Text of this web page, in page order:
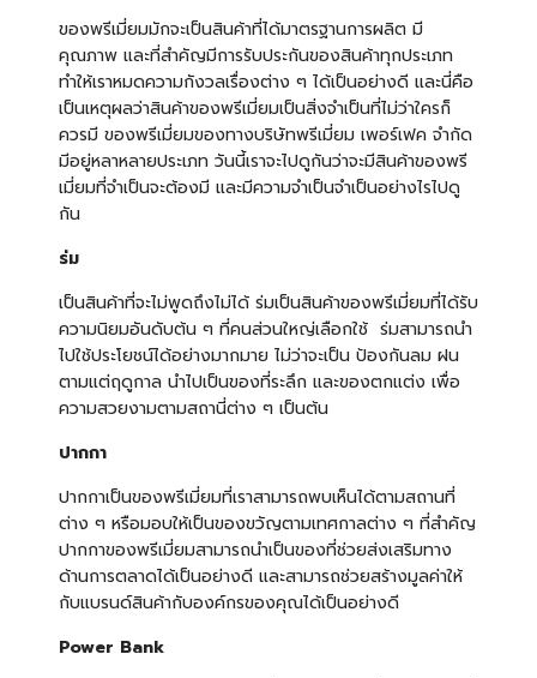
ของพรีเมี่ยมมักจะเป็นสินค้าที่ได้มาตรฐานการผลิต มี
คุณภาพ และที่สำคัญมีการรับประกันของสินค้าทุกประเภท
ทำให้เราหมดความกังวลเรื่องต่าง ๆ ได้เป็นอย่างดี และนี่คือ
เป็นเหตุผลว่าสินค้าของพรีเมี่ยมเป็นสิ่งจำเป็นที่ไม่ว่าใครก็
ควรมี ของพรีเมี่ยมของทางบริษัทพรีเมี่ยม เพอร์เฟค จำกัด
มีอยู่หลาหลายประเภท วันนี้เราจะไปดูกันว่าจะมีสินค้าของพรี
เมี่ยมที่จำเป็นจะต้องมี และมีความจำเป็นจำเป็นอย่างไรไปดู
กัน
ร่ม
เป็นสินค้าที่จะไม่พูดถึงไม่ได้ ร่มเป็นสินค้าของพรีเมี่ยมที่ได้รับ
ความนิยมอันดับต้น ๆ ที่คนส่วนใหญ่เลือกใช้ ร่มสามารถนำ
ไปใช้ประโยชน์ได้อย่างมากมาย ไม่ว่าจะเป็น ป้องกันลม ฝน
ตามแต่ฤดูกาล นำไปเป็นของที่ระลึก และของตกแต่ง เพื่อ
ความสวยงามตามสถานี่ต่าง ๆ เป็นต้น
ปากกา
ปากกาเป็นของพรีเมี่ยมที่เราสามารถพบเห็นได้ตามสถานที่
ต่าง ๆ หรือมอบให้เป็นของขวัญตามเทศกาลต่าง ๆ ที่สำคัญ
ปากกาของพรีเมี่ยมสามารถนำเป็นของที่ช่วยส่งเสริมทาง
ด้านการตลาดได้เป็นอย่างดี และสามารถช่วยสร้างมูลค่าให้
กับแบรนด์สินค้ากับองค์กรของคุณได้เป็นอย่างดี
Power Bank